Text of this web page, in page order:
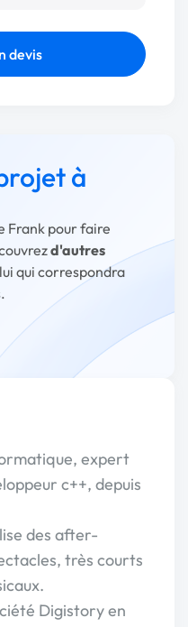
devis
à
Frank pour faire
d'autres
qui correspondra
expert
c++, depuis
des after-
très courts
Digistory en